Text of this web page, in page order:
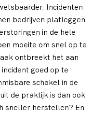
Incidenten
bedrijven platleggen
in de hele
moeite om snel op te
ontbreekt het aan
goed op te
schakel in de
de praktijk is dan ook
sneller herstellen? En